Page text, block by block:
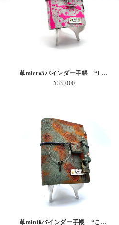
革micro5バインダー手帳 “l + l l Tokyo もーじピンク” 本革
¥33,000
革mini6バインダー手帳 “こりゃ手に負えないなの扉サビ” 本革